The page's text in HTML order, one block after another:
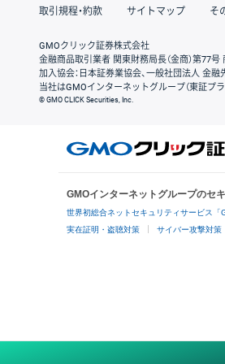
取引規程・約款 サイトマップ そ
GMOクリック証券株式会社
金融商品取引業者 関東財務局長（金商）第77
加入協会：日本証券業協会、一般社団法人 金
当社はGMOインターネットグループ（東証プ
© GMO CLICK Securities, Inc.
GMOインターネットグループのセ
世界初総合ネットセキュリティサービス「
実在証明・盗聴対策 サイバー攻撃対策